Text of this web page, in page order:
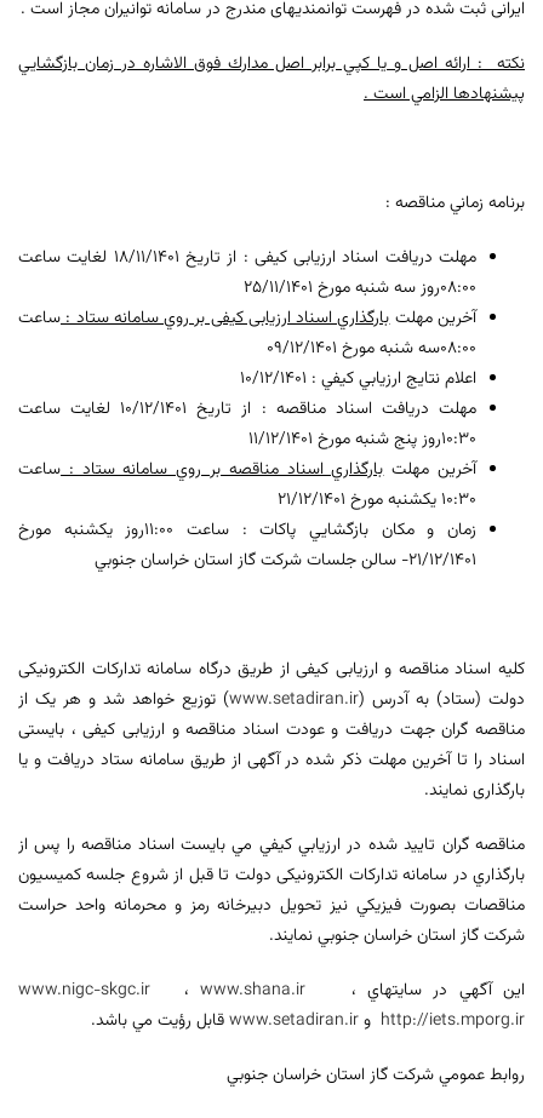
ایرانی ثبت شده در فهرست توانمندیهای مندرج در سامانه توانیران مجاز است .
نكته : ارائه اصل و يا كپي برابر اصل مدارك فوق الاشاره در زمان بازگشايي
پيشنهادها الزامي است .
برنامه زماني مناقصه :
مهلت دریافت اسناد ارزیابی کیفی : از تاريخ 18/11/1401 لغايت ساعت
08:00روز سه شنبه مورخ 25/11/1401
آخرين مهلتبارگذاري اسناد ارزیابی کیفی بر روي سامانه ستاد :ساعت
08:00سه شنبه مورخ 09/12/1401
اعلام نتايج ارزيابي كيفي : 10/12/1401
مهلت دریافت اسناد مناقصه : از تاريخ 10/12/1401 لغايت ساعت
10:30روز پنج شنبه مورخ 11/12/1401
آخرين مهلتبارگذاري اسناد مناقصه بر روي سامانه ستاد :ساعت
10:30 یکشنبه مورخ 21/12/1401
زمان و مكان بازگشايي پاكات : ساعت 11:00روز یکشنبه مورخ
21/12/1401- سالن جلسات شركت گاز استان خراسان جنوبي
کلیه اسناد مناقصه و ارزیابی کیفی از طریق درگاه سامانه تدارکات الکترونیکی
دولت (ستاد) به آدرس (www.setadiran.ir) توزیع خواهد شد و هر یک از
مناقصه گران جهت دریافت و عودت اسناد مناقصه و ارزیابی کیفی ، بایستی
اسناد را تا آخرین مهلت ذکر شده در آگهی از طریق سامانه ستاد دریافت و یا
بارگذاری نمایند.
مناقصه گران تاييد شده در ارزيابي كيفي مي بايست اسناد مناقصه را پس از
بارگذاري در سامانه تدارکات الکترونیکی دولت تا قبل از شروع جلسه كميسيون
مناقصات بصورت فيزيكي نيز تحويل دبيرخانه رمز و محرمانه واحد حراست
شركت گاز استان خراسان جنوبي نمايند.
اين آگهي در سايتهاي www.nigc-skgc.ir ،www.shana.ir ،
http://iets.mporg.ir وwww.setadiran.irقابل رؤيت مي باشد.
روابط عمومي شركت گاز استان خراسان جنوبي